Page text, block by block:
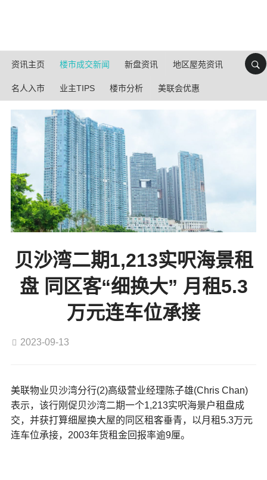
资讯主页 楼市成交新闻 新盘资讯 地区屋苑资讯
名人入市 业主TIPS 楼市分析 美联会优惠
贝沙湾二期1,213实呎海景租
盘 同区客“细换大” 月租5.3
万元连车位承接
2023-09-13
美联物业贝沙湾分行(2)高级营业经理陈子雄(Chris Chan)
表示，该行刚促贝沙湾二期一个1,213实呎海景户租盘成
交，并获打算细屋换大屋的同区租客垂青，以月租5.3万元
连车位承接，2003年货租金回报率逾9厘。